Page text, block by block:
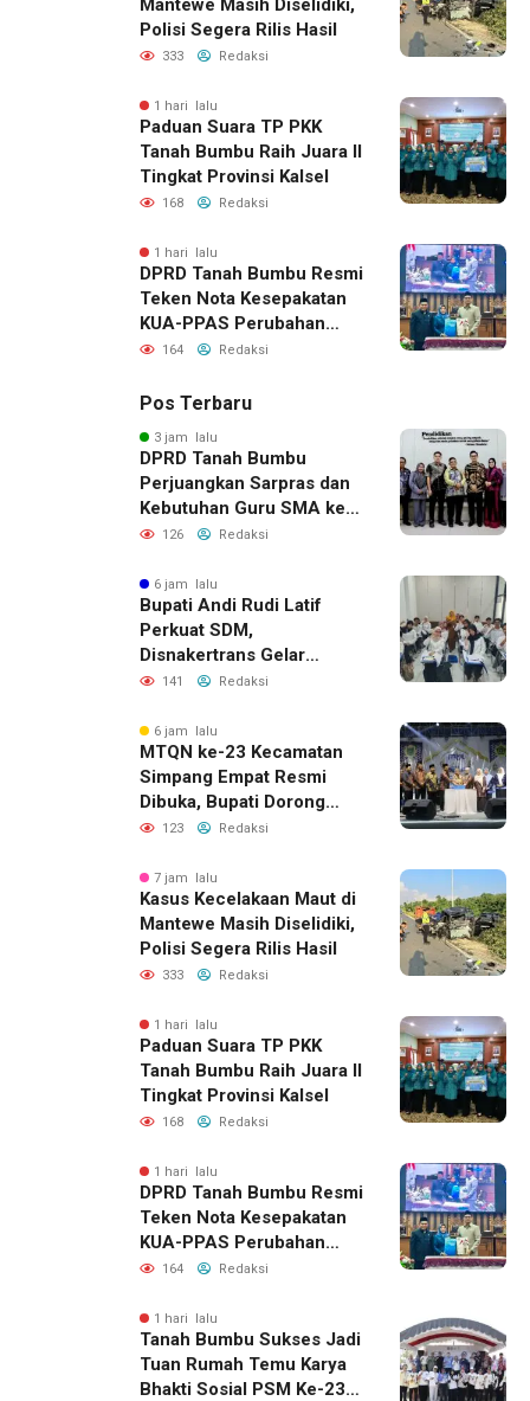
Mantewe Masih Diselidiki,
Polisi Segera Rilis Hasil
333 Redaksi
1 hari lalu
Paduan Suara TP PKK
Tanah Bumbu Raih Juara II
Tingkat Provinsi Kalsel
168 Redaksi
1 hari lalu
DPRD Tanah Bumbu Resmi
Teken Nota Kesepakatan
KUA-PPAS Perubahan
APBD 2026
164 Redaksi
Pos Terbaru
3 jam lalu
DPRD Tanah Bumbu
Perjuangkan Sarpras dan
Kebutuhan Guru SMA ke
Pemprov Kalsel
126 Redaksi
6 jam lalu
Bupati Andi Rudi Latif
Perkuat SDM,
Disnakertrans Gelar
Pelatihan Desain Grafis
141 Redaksi
6 jam lalu
MTQN ke-23 Kecamatan
Simpang Empat Resmi
Dibuka, Bupati Dorong
Lahirnya Generasi Qur’ani
123 Redaksi
7 jam lalu
Kasus Kecelakaan Maut di
Mantewe Masih Diselidiki,
Polisi Segera Rilis Hasil
333 Redaksi
1 hari lalu
Paduan Suara TP PKK
Tanah Bumbu Raih Juara II
Tingkat Provinsi Kalsel
168 Redaksi
1 hari lalu
DPRD Tanah Bumbu Resmi
Teken Nota Kesepakatan
KUA-PPAS Perubahan
APBD 2026
164 Redaksi
1 hari lalu
Tanah Bumbu Sukses Jadi
Tuan Rumah Temu Karya
Bhakti Sosial PSM Ke-23